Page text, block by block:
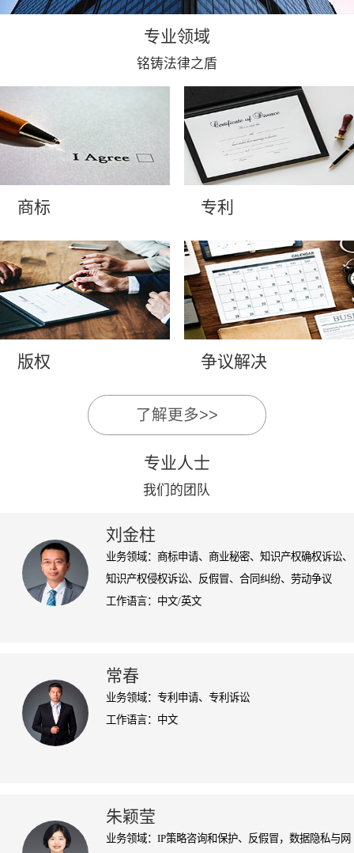
专业领域
铭铸法律之盾
商标 专利
版权 争议解决
了解更多>>
专业人士
我们的团队
刘金柱
业务领域：商标申请、商业秘密、知识产权确权诉讼、
知识产权侵权诉讼、反假冒、合同纠纷、劳动争议
工作语言：中文/英文
常春
业务领域：专利申请、专利诉讼
工作语言：中文
朱颖莹
业务领域：IP策略咨询和保护、反假冒，数据隐私与网